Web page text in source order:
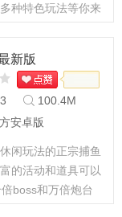
种特色玩法等你来
新版
100.4M
安卓版
闲玩法的正宗捕鱼
的活动和道具可以
boss和万倍炮台